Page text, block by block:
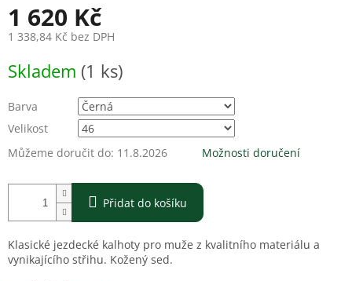
1 620 Kč
1 338,84 Kč bez DPH
cena:
Skladem (1 ks)
Barva
Velikost
Můžeme doručit do: 11.8.2026 Možnosti doručení
Přidat do košíku
Klasické jezdecké kalhoty pro muže z kvalitního materiálu a
vynikajícího střihu. Kožený sed.